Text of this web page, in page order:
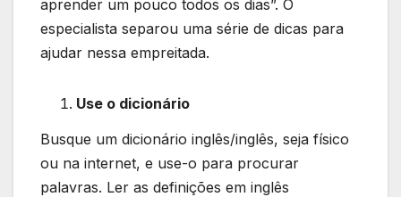
aprender um pouco todos os dias”. O
especialista separou uma série de dicas para
ajudar nessa empreitada.
Use o dicionário
Busque um dicionário inglês/inglês, seja físico
ou na internet, e use-o para procurar
palavras. Ler as definições em inglês